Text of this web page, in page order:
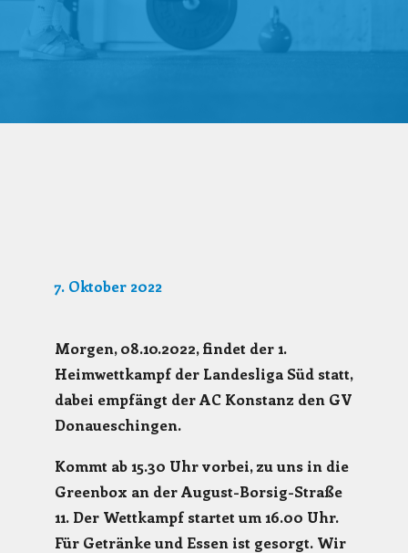
7. Oktober 2022
Morgen, 08.10.2022, findet der 1.
Heimwettkampf der Landesliga Süd statt,
dabei empfängt der AC Konstanz den GV
Donaueschingen.
Kommt ab 15.30 Uhr vorbei, zu uns in die
Greenbox an der August-Borsig-Straße
11. Der Wettkampf startet um 16.00 Uhr.
Für Getränke und Essen ist gesorgt. Wir